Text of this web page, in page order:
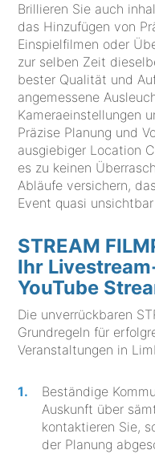
Brillieren Sie auch
das Hinzufügen von
Einspielfilmen oder
zur selben Zeit
bester Qualität und
angemessene
Kameraeinstellungen
Präzise Planung und
ausgiebiger Location
es zu keinen
Abläufe versichern,
Event quasi
STREAM
Ihr
YouTube
Die unverrückbaren
Grundregeln für
Veranstaltungen in
Beständige
Auskunft über
kontaktieren Sie,
der Planung